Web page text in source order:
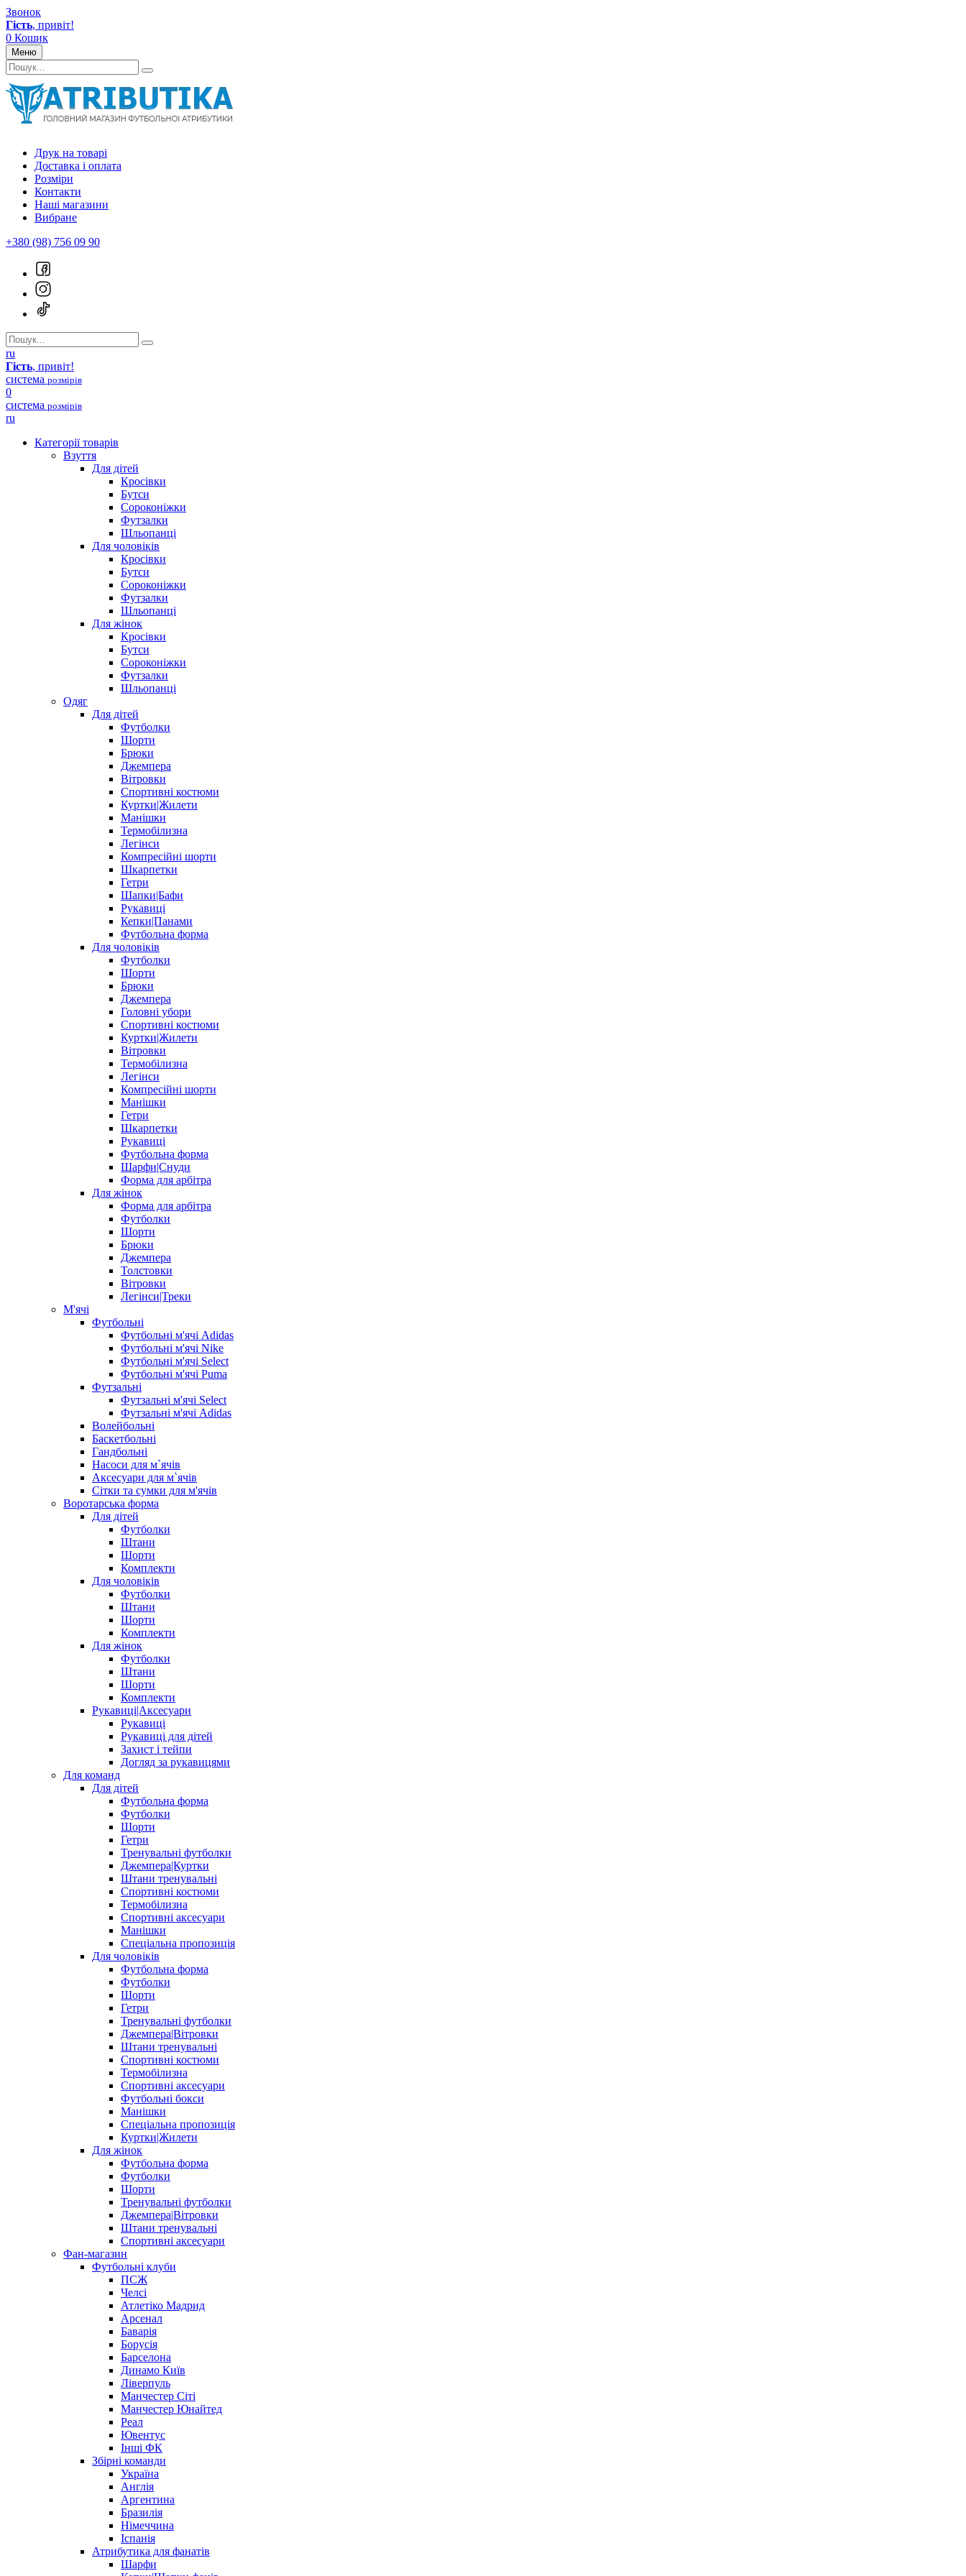
Звонок
Гість, привіт!
0 Кошик
Меню
Друк на товарі
Доставка і оплата
Розміри
Контакти
Наші магазини
Вибране
+380 (98) 756 09 90
ru
Гість, привіт!
система розмірів
0
система розмірів
ru
Категорії товарів
Взуття
Для дітей
Кросівки
Бутси
Сороконіжки
Футзалки
Шльопанці
Для чоловіків
Кросівки
Бутси
Сороконіжки
Футзалки
Шльопанці
Для жінок
Кросівки
Бутси
Сороконіжки
Футзалки
Шльопанці
Одяг
Для дітей
Футболки
Шорти
Брюки
Джемпера
Вітровки
Спортивні костюми
Куртки|Жилети
Манішки
Термобілизна
Легінси
Компресійні шорти
Шкарпетки
Гетри
Шапки|Бафи
Рукавиці
Кепки|Панами
Футбольна форма
Для чоловіків
Футболки
Шорти
Брюки
Джемпера
Головні убори
Спортивні костюми
Куртки|Жилети
Вітровки
Термобілизна
Легінси
Компресійні шорти
Манішки
Гетри
Шкарпетки
Рукавиці
Футбольна форма
Шарфи|Снуди
Форма для арбітра
Для жінок
Форма для арбітра
Футболки
Шорти
Брюки
Джемпера
Толстовки
Вітровки
Легінси|Треки
М'ячі
Футбольні
Футбольні м'ячі Adidas
Футбольні м'ячі Nike
Футбольні м'ячі Select
Футбольні м'ячі Puma
Футзальні
Футзальні м'ячі Select
Футзальні м'ячі Adidas
Волейбольні
Баскетбольні
Гандбольні
Насоси для м`ячів
Аксесуари для м`ячів
Сітки та сумки для м'ячів
Воротарська форма
Для дітей
Футболки
Штани
Шорти
Комплекти
Для чоловіків
Футболки
Штани
Шорти
Комплекти
Для жінок
Футболки
Штани
Шорти
Комплекти
Рукавиці|Аксесуари
Рукавиці
Рукавиці для дітей
Захист і тейпи
Догляд за рукавицями
Для команд
Для дітей
Футбольна форма
Футболки
Шорти
Гетри
Тренувальні футболки
Джемпера|Куртки
Штани тренувальні
Спортивні костюми
Термобілизна
Спортивні аксесуари
Манішки
Спеціальна пропозиція
Для чоловіків
Футбольна форма
Футболки
Шорти
Гетри
Тренувальні футболки
Джемпера|Вітровки
Штани тренувальні
Спортивні костюми
Термобілизна
Спортивні аксесуари
Футбольні бокси
Манішки
Спеціальна пропозиція
Куртки|Жилети
Для жінок
Футбольна форма
Футболки
Шорти
Тренувальні футболки
Джемпера|Вітровки
Штани тренувальні
Спортивні аксесуари
Фан-магазин
Футбольні клуби
ПСЖ
Челсі
Атлетіко Мадрид
Арсенал
Баварія
Борусія
Барселона
Динамо Київ
Ліверпуль
Манчестер Сіті
Манчестер Юнайтед
Реал
Ювентус
Інші ФК
Збірні команди
Україна
Англія
Аргентина
Бразилія
Німеччина
Іспанія
Атрибутика для фанатів
Шарфи